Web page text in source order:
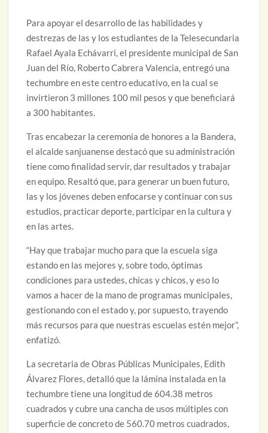
Para apoyar el desarrollo de las habilidades y
destrezas de las y los estudiantes de la Telesecundaria
Rafael Ayala Echávarri, el presidente municipal de San
Juan del Río, Roberto Cabrera Valencia, entregó una
techumbre en este centro educativo, en la cual se
invirtieron 3 millones 100 mil pesos y que beneficiará
a 300 habitantes.
Tras encabezar la ceremonia de honores a la Bandera,
el alcalde sanjuanense destacó que su administración
tiene como finalidad servir, dar resultados y trabajar
en equipo. Resaltó que, para generar un buen futuro,
las y los jóvenes deben enfocarse y continuar con sus
estudios, practicar deporte, participar en la cultura y
en las artes.
“Hay que trabajar mucho para que la escuela siga
estando en las mejores y, sobre todo, óptimas
condiciones para ustedes, chicas y chicos, y eso lo
vamos a hacer de la mano de programas municipales,
gestionando con el estado y, por supuesto, trayendo
más recursos para que nuestras escuelas estén mejor”,
enfatizó.
La secretaria de Obras Públicas Municipales, Edith
Álvarez Flores, detalló que la lámina instalada en la
techumbre tiene una longitud de 604.38 metros
cuadrados y cubre una cancha de usos múltiples con
superficie de concreto de 560.70 metros cuadrados,